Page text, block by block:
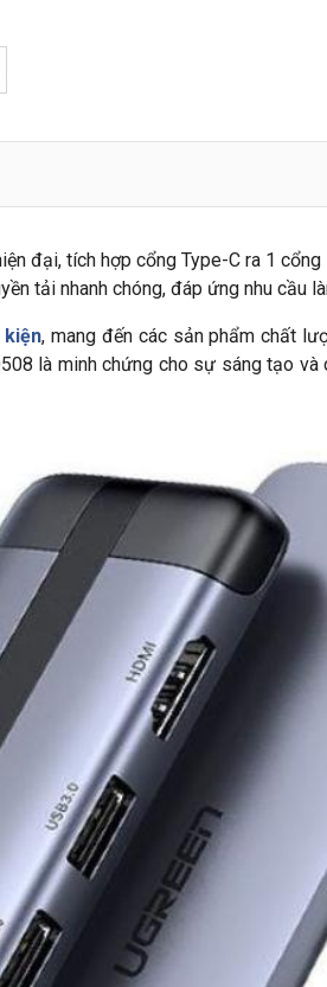
đại, tích hợp cổng Type-C ra 1
tải nhanh chóng, đáp ứng nhu cầu
kiện, mang đến các sản phẩm chất
là minh chứng cho sự sáng tạo